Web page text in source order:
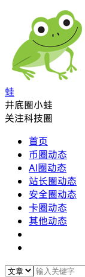
蛙
井底圈小蛙
关注科技圈
首页
币圈动态
AI圈动态
站长圈动态
安全圈动态
卡圈动态
其他动态